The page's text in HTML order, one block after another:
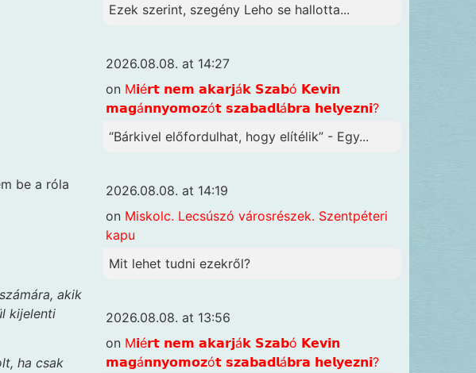
be a róla
akik
kijelenti
ha csak
Ezek szerint, szegény Leho se hallotta...
2026.08.08. at 14:27
on M𝗶é𝗿𝘁 𝗻𝗲𝗺 𝗮𝗸𝗮𝗿𝗷á𝗸 𝗦𝘇𝗮𝗯ó 𝗞𝗲𝘃𝗶𝗻
𝗺𝗮𝗴á𝗻𝗻𝘆𝗼𝗺𝗼𝘇ó𝘁 𝘀𝘇𝗮𝗯𝗮𝗱𝗹á𝗯𝗿𝗮 𝗵𝗲𝗹𝘆𝗲𝘇𝗻𝗶?
“Bárkivel előfordulhat, hogy elítélik” - Egy...
2026.08.08. at 14:19
on Miskolc. Lecsúszó városrészek. Szentpéteri
kapu
Mit lehet tudni ezekről?
2026.08.08. at 13:56
on M𝗶é𝗿𝘁 𝗻𝗲𝗺 𝗮𝗸𝗮𝗿𝗷á𝗸 𝗦𝘇𝗮𝗯ó 𝗞𝗲𝘃𝗶𝗻
𝗺𝗮𝗴á𝗻𝗻𝘆𝗼𝗺𝗼𝘇ó𝘁 𝘀𝘇𝗮𝗯𝗮𝗱𝗹á𝗯𝗿𝗮 𝗵𝗲𝗹𝘆𝗲𝘇𝗻𝗶?